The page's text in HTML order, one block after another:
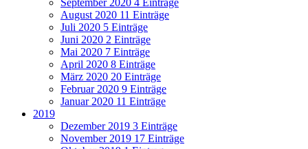
September 2020 4 Einträge
August 2020 11 Einträge
Juli 2020 5 Einträge
Juni 2020 2 Einträge
Mai 2020 7 Einträge
April 2020 8 Einträge
März 2020 20 Einträge
Februar 2020 9 Einträge
Januar 2020 11 Einträge
2019
Dezember 2019 3 Einträge
November 2019 17 Einträge